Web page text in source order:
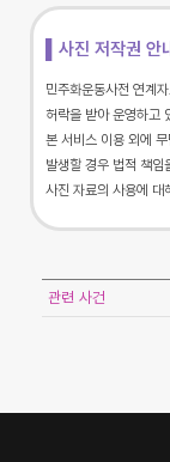
▌사진 저작권 안
민주화운동사전 연계
허락을 받아 운영하고
본 서비스 이용 외에
발생할 경우 법적 책임
사진 자료의 사용에 대
관련 사건